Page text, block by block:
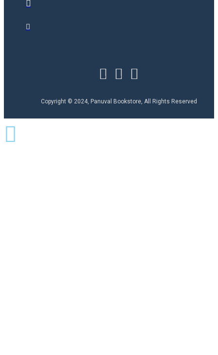
Copyright © 2024, Panuval Bookstore, All Rights Reserved